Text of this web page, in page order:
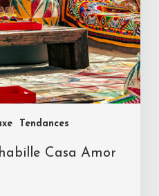
Tendances
Casa Amor